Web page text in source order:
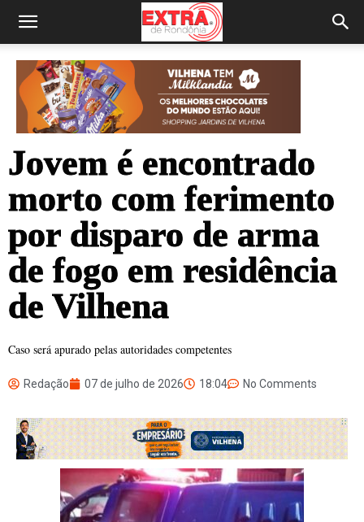
Jovem é encontrado
morto com ferimento
por disparo de arma
de fogo em residência
de Vilhena
Caso será apurado pelas autoridades competentes
Redação 07 de julho de 2026 18:04 No Comments